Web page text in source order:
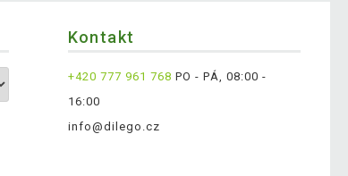
Kontakt
+420 777 961 768 PO - PÁ, 08:00 -
16:00
info@dilego.cz